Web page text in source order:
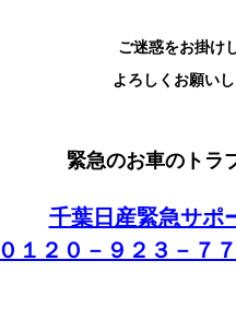
ご迷惑をお掛け
よろしくお願い
緊急のお車のトラ
千葉日産緊急サポ
０１２０－９２３－７